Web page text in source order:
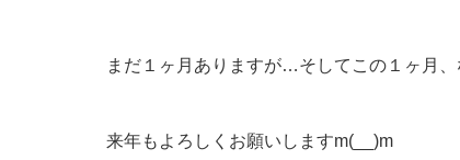
まだ１ヶ月ありますが…そしてこの１ヶ月
来年もよろしくお願いしますm(__)m